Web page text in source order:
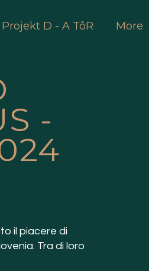
Projekt D - A TôR More
-
il piacere di
Tra di loro